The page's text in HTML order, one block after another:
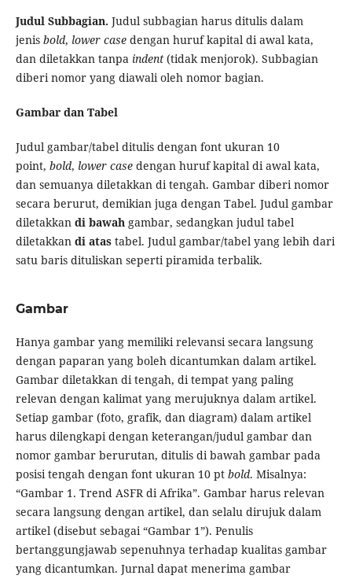
Judul Subbagian. Judul subbagian harus ditulis dalam
jenis bold, lower casedengan huruf kapital di awal kata,
dan diletakkan tanpa indent(tidak menjorok). Subbagian
diberi nomor yang diawali oleh nomor bagian.
Gambardan Tabel
Judul gambar/tabel ditulis dengan font ukuran 10
point, bold, lower casedengan huruf kapital di awal kata,
dan semuanya diletakkan di tengah. Gambar diberi nomor
secara berurut, demikian juga dengan Tabel. Judul gambar
diletakkan di bawahgambar, sedangkan judul tabel
diletakkan di atas tabel. Judul gambar/tabel yang lebih dari
satu baris dituliskan seperti piramida terbalik.
Gambar
Hanya gambar yang memiliki relevansi secara langsung
dengan paparan yang boleh dicantumkan dalam artikel.
Gambar diletakkan di tengah, di tempat yang paling
relevan dengan kalimat yang merujuknya dalam artikel.
Setiap gambar (foto, grafik, dan diagram) dalam artikel
harus dilengkapi dengan keterangan/judul gambar dan
nomor gambar berurutan, ditulis di bawah gambar pada
posisi tengah dengan font ukuran 10 pt bold. Misalnya:
“Gambar 1. Trend ASFR di Afrika”. Gambar harus relevan
secara langsung dengan artikel, dan selalu dirujuk dalam
artikel (disebut sebagai “Gambar 1”). Penulis
bertanggungjawab sepenuhnya terhadap kualitas gambar
yang dicantumkan. Jurnal dapat menerima gambar